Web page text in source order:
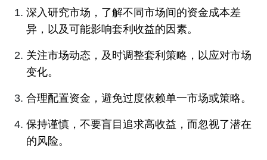
深入研究市场，了解不同市场间的资金成本差
异，以及可能影响套利收益的因素。
关注市场动态，及时调整套利策略，以应对市场
变化。
合理配置资金，避免过度依赖单一市场或策略。
保持谨慎，不要盲目追求高收益，而忽视了潜在
的风险。